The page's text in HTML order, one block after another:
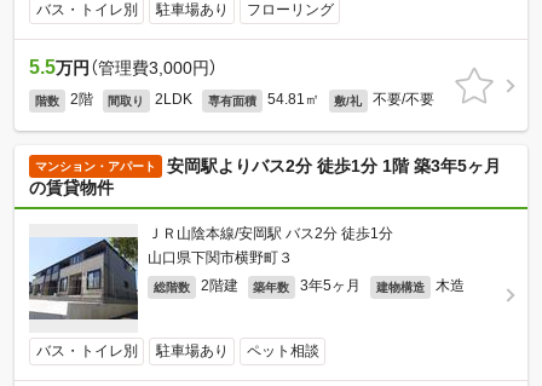
バス・トイレ別 駐車場あり フローリング
5.5万円 （管理費3,000円）
階数 2階 間取り 2LDK 専有面積 54.81㎡ 敷/礼 不要/不要
マンション・アパート
安岡駅よりバス2分 徒歩1分 1階 築3年5ヶ月
の賃貸物件
ＪＲ山陰本線/安岡駅 バス2分 徒歩1分
山口県下関市横野町３
総階数 2階建 築年数 3年5ヶ月 建物構造 木造
バス・トイレ別 駐車場あり ペット相談